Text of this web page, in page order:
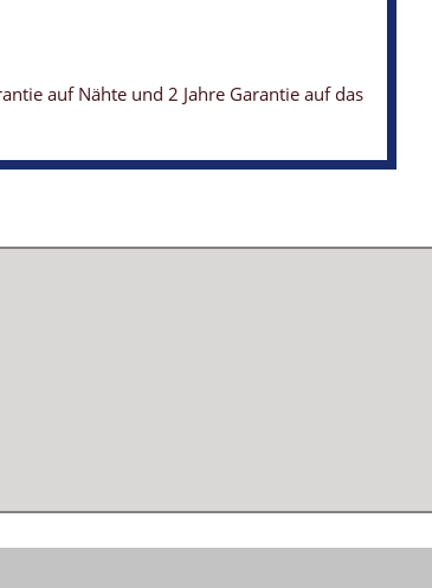
auf Nähte und 2 Jahre Garantie auf das